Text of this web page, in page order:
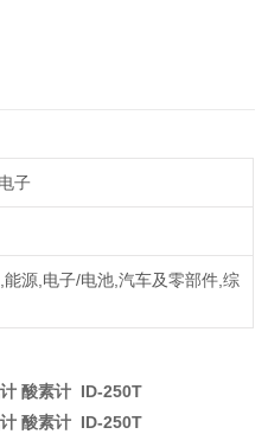
子
源,电子/电池,汽车及零部件,综
酸素计 ID-250T
酸素计 ID-250T